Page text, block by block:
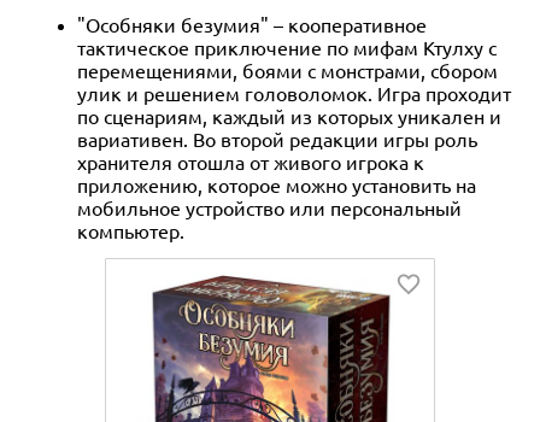
"Особняки безумия" – кооперативное
тактическое приключение по мифам Ктулху с
перемещениями, боями с монстрами, сбором
улик и решением головоломок. Игра проходит
по сценариям, каждый из которых уникален и
вариативен. Во второй редакции игры роль
хранителя отошла от живого игрока к
приложению, которое можно установить на
мобильное устройство или персональный
компьютер.